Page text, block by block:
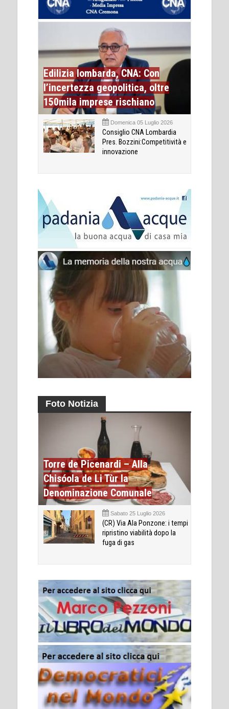
Edilizia lombarda, CNA: Con
l’incertezza geopolitica, oltre
150mila imprese rischiano
Domenica 05 Luglio 2026
Consiglio CNA Lombardia
Pres. Bozzini:Competitività e
innovazione
Foto Notizia
Torre de Picenardi – Alla
Chisóola de Li Tùr la
Denominazione Comunale
Sabato 25 Luglio 2026
(CR) Via Ala Ponzone: i tempi
ripristino viabilità dopo la
fuga di gas